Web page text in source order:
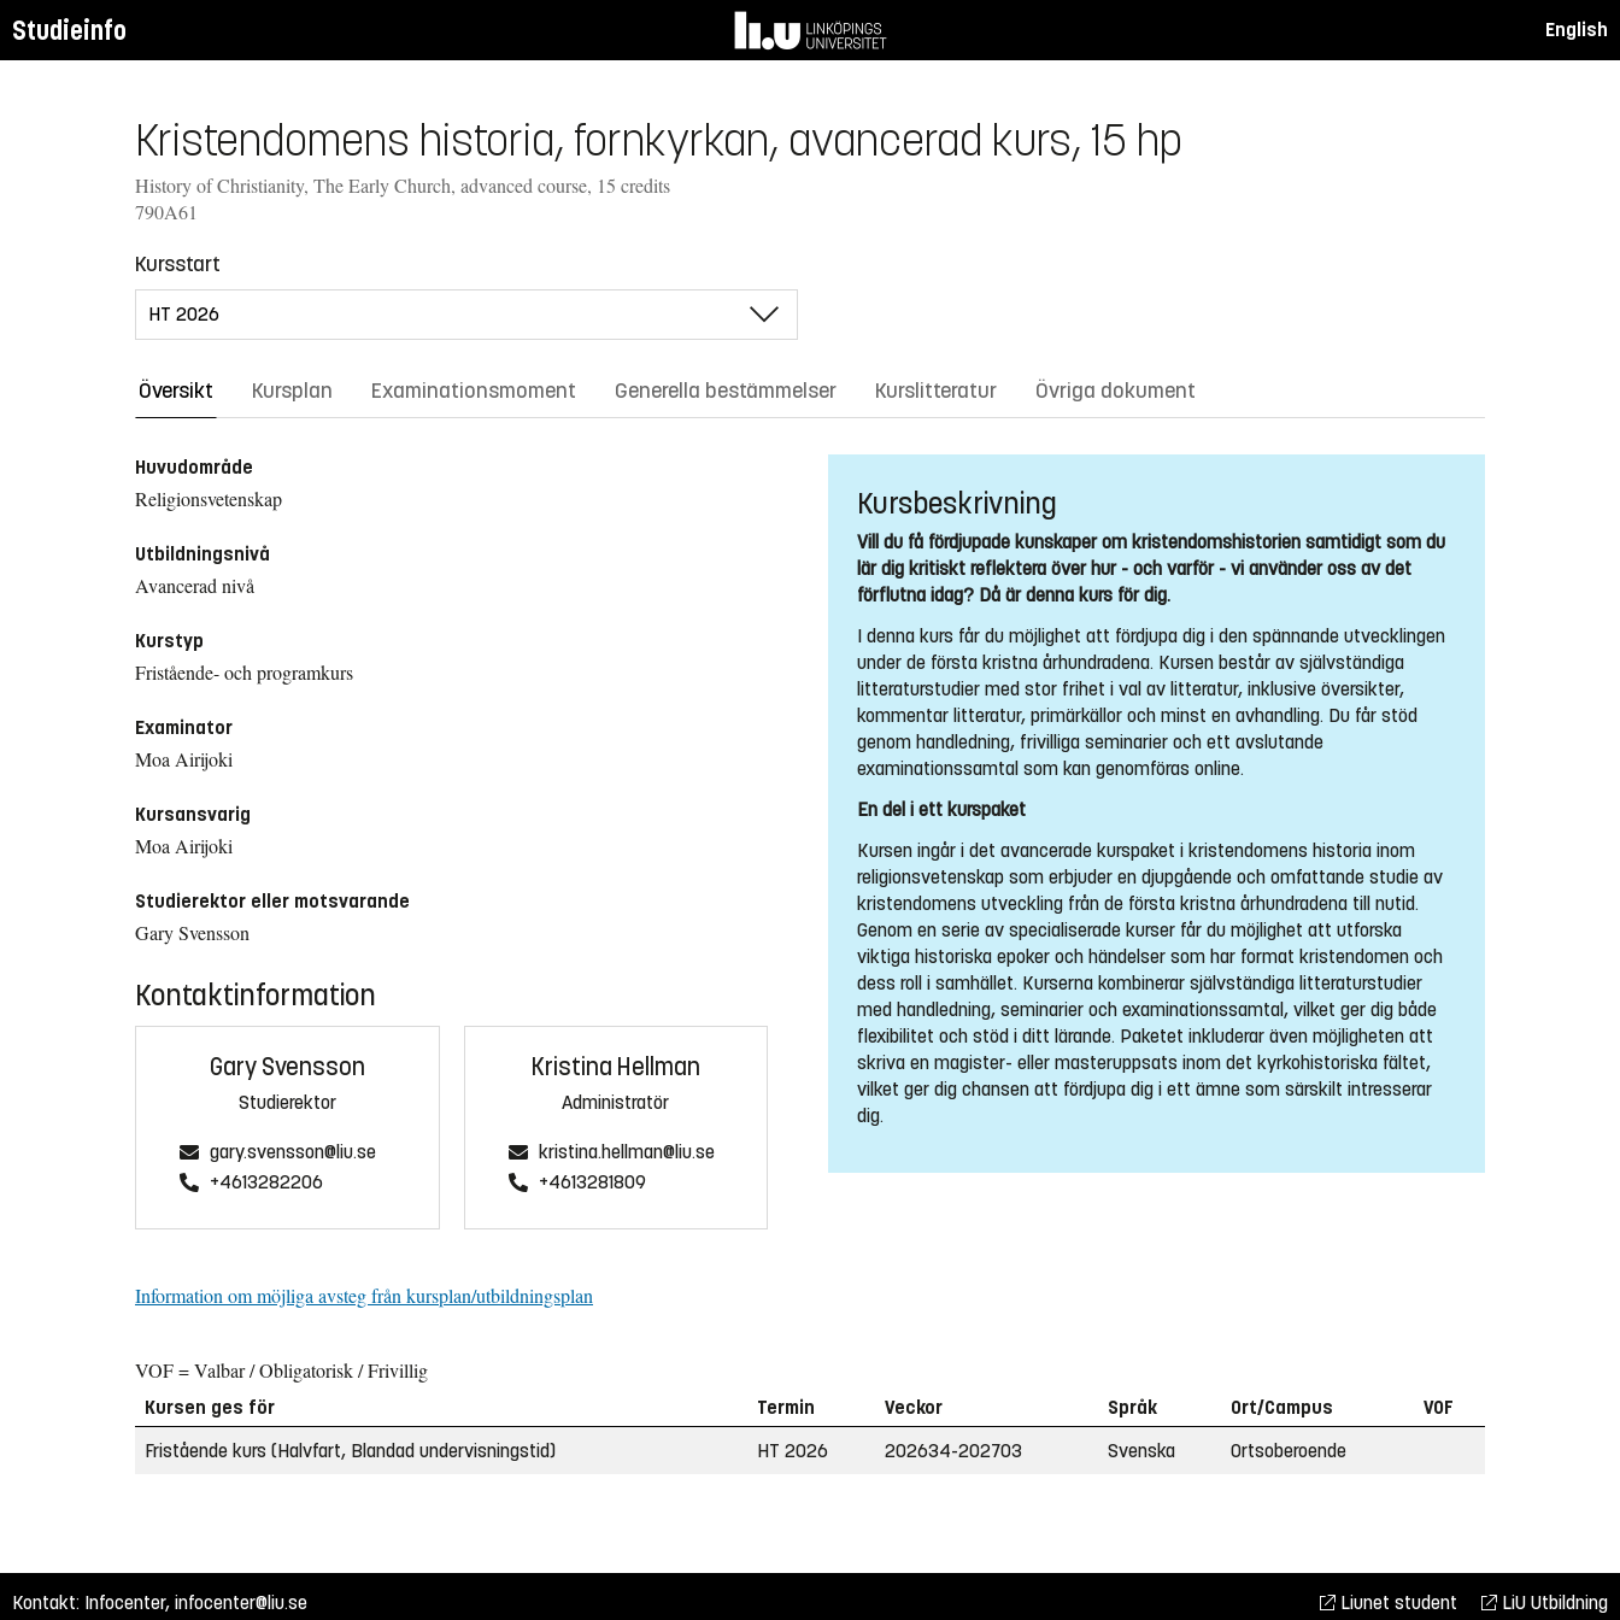
Studieinfo English
Kristendomens historia, fornkyrkan, avancerad kurs, 15 hp
History of Christianity, The Early Church, advanced course, 15 credits
790A61
Kursstart
Översikt Kursplan Examinationsmoment Generella bestämmelser Kurslitteratur Övriga dokument
Huvudområde
Religionsvetenskap
Utbildningsnivå
Avancerad nivå
Kurstyp
Fristående- och programkurs
Examinator
Moa Airijoki
Kursansvarig
Moa Airijoki
Studierektor eller motsvarande
Gary Svensson
Kontaktinformation
Gary Svensson
Studierektor
gary.svensson@liu.se
+4613282206
Kristina Hellman
Administratör
kristina.hellman@liu.se
+4613281809
Information om möjliga avsteg från kursplan/utbildningsplan
Kursbeskrivning
Vill du få fördjupade kunskaper om kristendomshistorien samtidigt som du
lär dig kritiskt reflektera över hur - och varför - vi använder oss av det
förflutna idag? Då är denna kurs för dig.
I denna kurs får du möjlighet att fördjupa dig i den spännande utvecklingen
under de första kristna århundradena. Kursen består av självständiga
litteraturstudier med stor frihet i val av litteratur, inklusive översikter,
kommentar litteratur, primärkällor och minst en avhandling. Du får stöd
genom handledning, frivilliga seminarier och ett avslutande
examinationssamtal som kan genomföras online.
En del i ett kurspaket
Kursen ingår i det avancerade kurspaket i kristendomens historia inom
religionsvetenskap som erbjuder en djupgående och omfattande studie av
kristendomens utveckling från de första kristna århundradena till nutid.
Genom en serie av specialiserade kurser får du möjlighet att utforska
viktiga historiska epoker och händelser som har format kristendomen och
dess roll i samhället. Kurserna kombinerar självständiga litteraturstudier
med handledning, seminarier och examinationssamtal, vilket ger dig både
flexibilitet och stöd i ditt lärande. Paketet inkluderar även möjligheten att
skriva en magister- eller masteruppsats inom det kyrkohistoriska fältet,
vilket ger dig chansen att fördjupa dig i ett ämne som särskilt intresserar
dig.
VOF = Valbar / Obligatorisk / Frivillig
Kursen ges för Termin Veckor Språk Ort/Campus
VOF
Fristående kurs (Halvfart, Blandad undervisningstid)
HT 2026 202634-202703 Svenska Ortsoberoende
Kontakt: Infocenter, infocenter@liu.se Liunet student LiU Utbildning